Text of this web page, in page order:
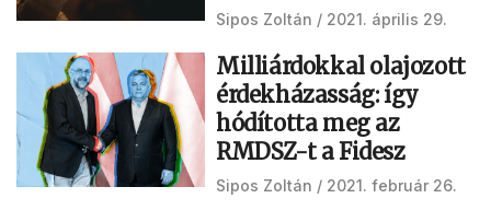
Sipos Zoltán 2021. április 29.
Milliárdokkal olajozott
érdekházasság: így
hódította meg az
RMDSZ-t a Fidesz
Sipos Zoltán 2021. február 26.